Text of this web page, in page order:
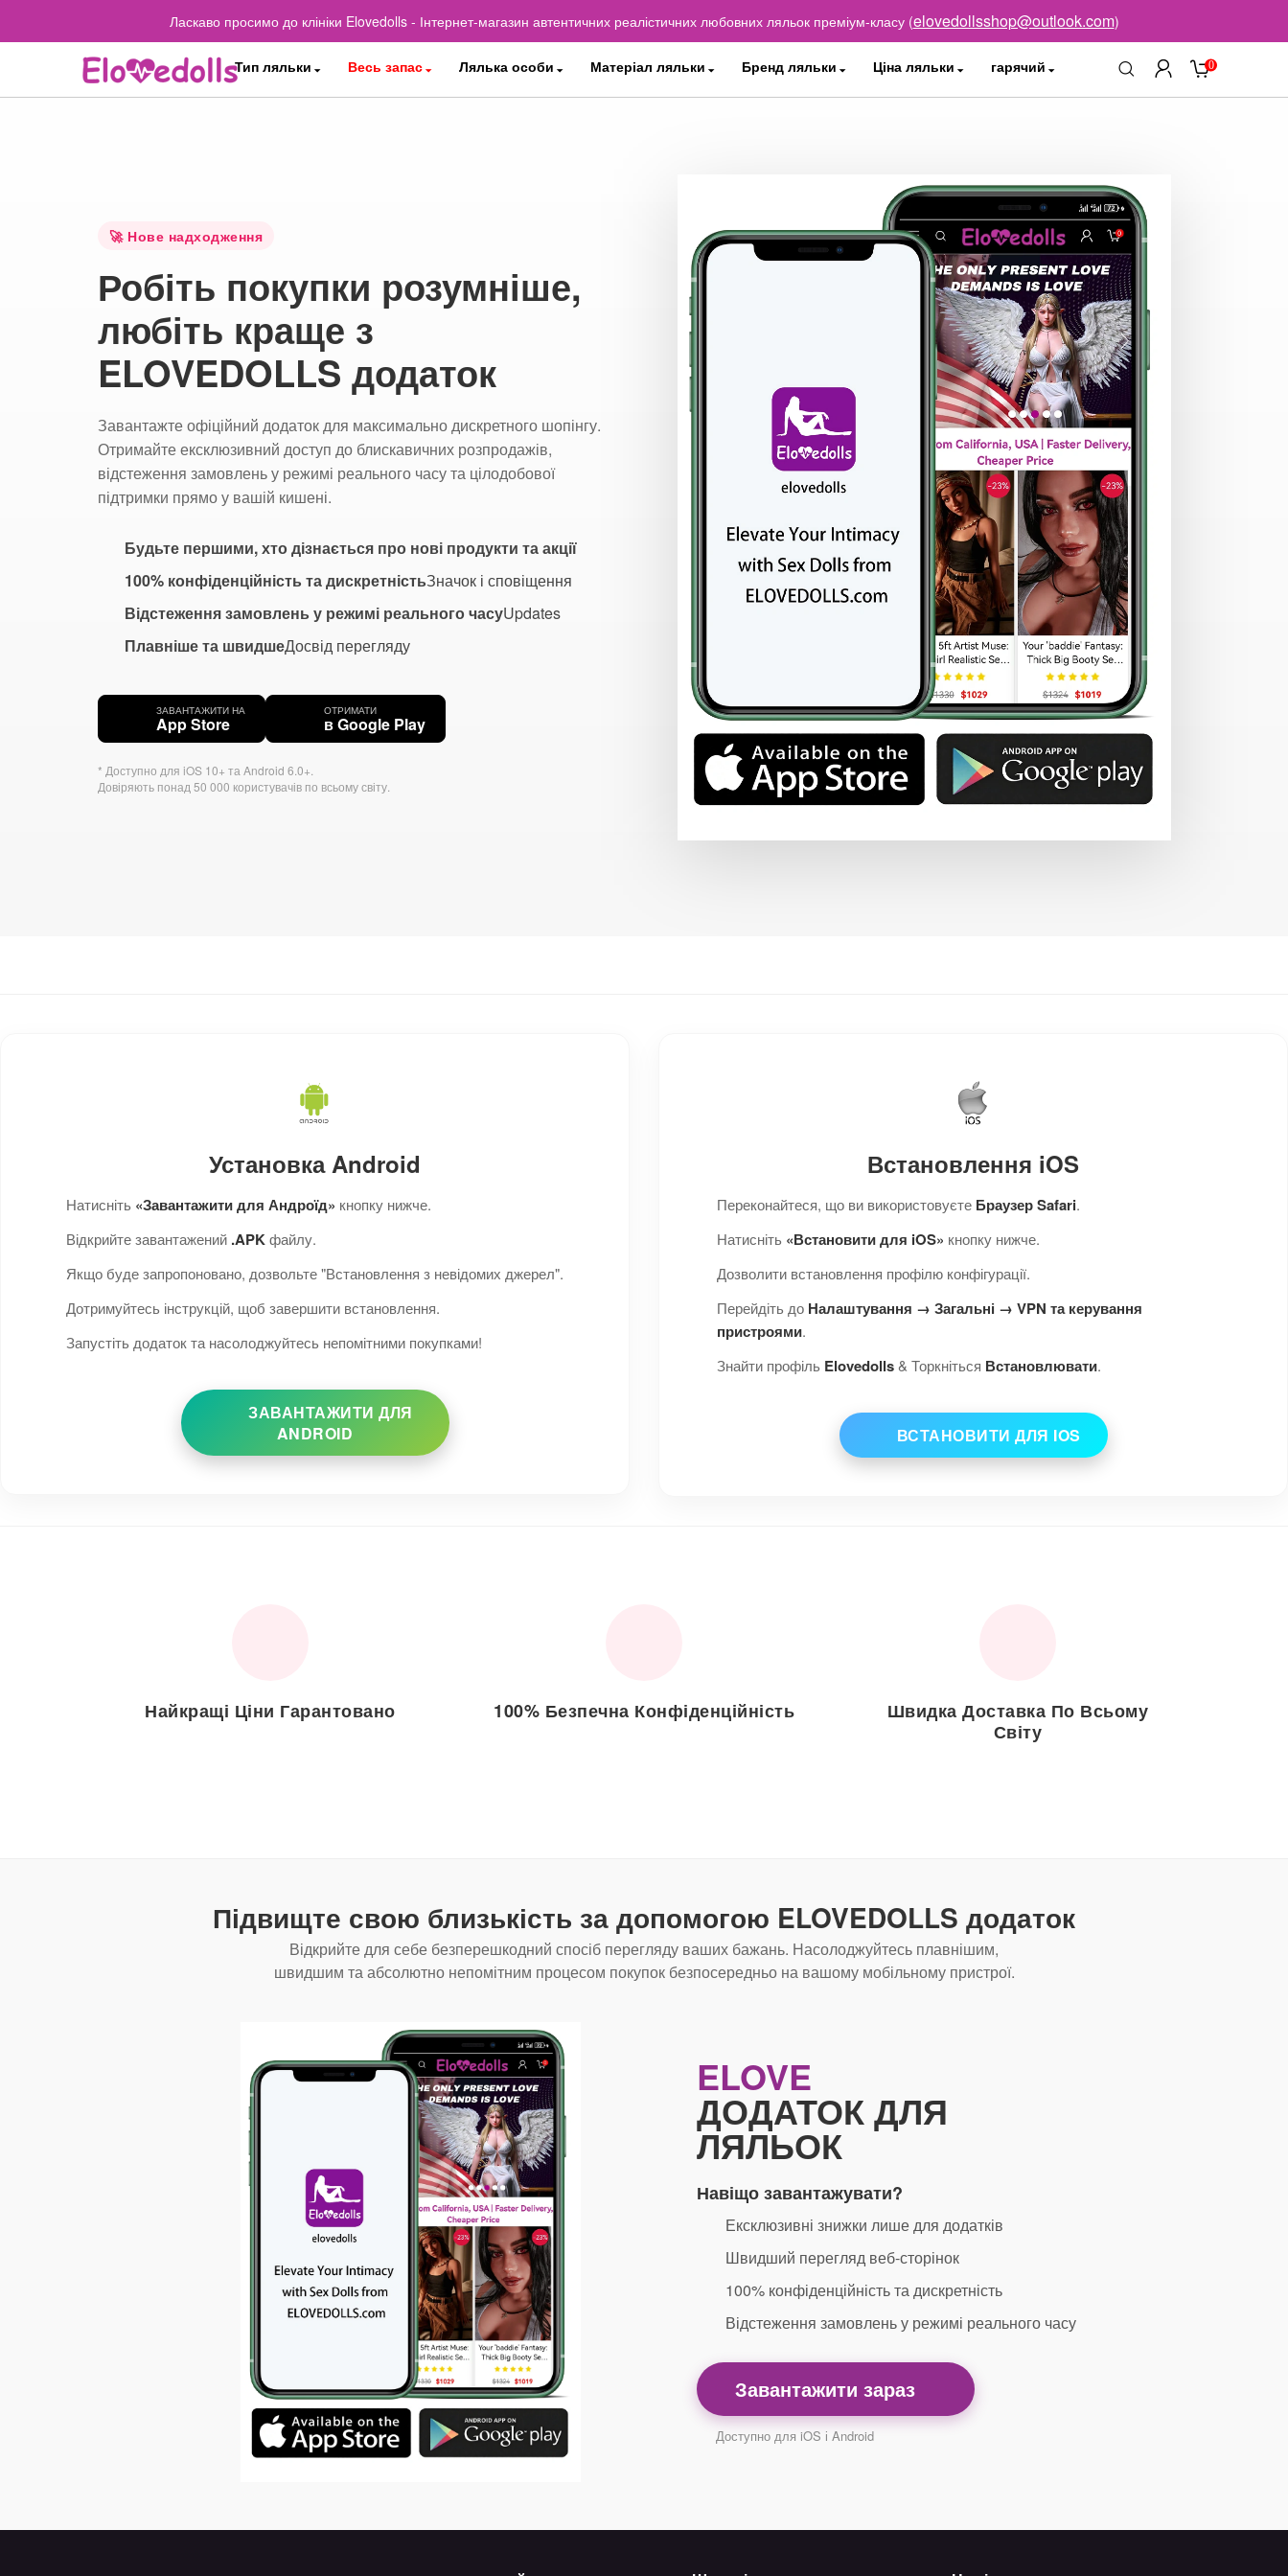
Ласкаво просимо до клініки Elovedolls - Інтернет-магазин автентичних реалістичних любовних ляльок преміум-класу (elovedollsshop@outlook.com)
Тип ляльки Весь запас Лялька особи Матеріал ляльки Бренд ляльки Ціна ляльки гарячий 0
🚀 Нове надходження
Робіть покупки розумніше,
любіть краще з
ELOVEDOLLS додаток
Завантажте офіційний додаток для максимально дискретного шопінгу.
Отримайте ексклюзивний доступ до блискавичних розпродажів,
відстеження замовлень у режимі реального часу та цілодобової
підтримки прямо у вашій кишені.
Будьте першими, хто дізнається про нові продукти та акції
100% конфіденційність та дискретністьЗначок і сповіщення
Відстеження замовлень у режимі реального часуUpdates
Плавніше та швидшеДосвід перегляду
ЗАВАНТАЖИТИ НА
App Store
ОТРИМАТИ
в Google Play
* Доступно для iOS 10+ та Android 6.0+.
Довіряють понад 50 000 користувачів по всьому світу.
Установка Android
Натисніть «Завантажити для Андроїд» кнопку нижче.
Відкрийте завантажений .APKфайлу.
Якщо буде запропоновано, дозвольте "Встановлення з невідомих джерел".
Дотримуйтесь інструкцій, щоб завершити встановлення.
Запустіть додаток та насолоджуйтесь непомітними покупками!
ЗАВАНТАЖИТИ ДЛЯ
ANDROID
Встановлення iOS
Переконайтеся, що ви використовуєте Браузер Safari.
Натисніть «Встановити для iOS» кнопку нижче.
Дозволити встановлення профілю конфігурації.
Перейдіть до Налаштування → Загальні → VPN та керування
пристроями.
Знайти профіль Elovedolls& Торкніться Встановлювати.
ВСТАНОВИТИ ДЛЯ IOS
Найкращі Ціни Гарантовано 100% Безпечна Конфіденційність
Швидка Доставка По Всьому
Світу
Підвищте свою близькість за допомогою ELOVEDOLLS додаток
Відкрийте для себе безперешкодний спосіб перегляду ваших бажань. Насолоджуйтесь плавнішим,
швидшим та абсолютно непомітним процесом покупок безпосередньо на вашому мобільному пристрої.
ELOVE
ДОДАТОК ДЛЯ
ЛЯЛЬОК
Навіщо завантажувати?
Ексклюзивні знижки лише для додатків
Швидший перегляд веб-сторінок
100% конфіденційність та дискретність
Відстеження замовлень у режимі реального часу
Завантажити зараз
Доступно для iOS і Android